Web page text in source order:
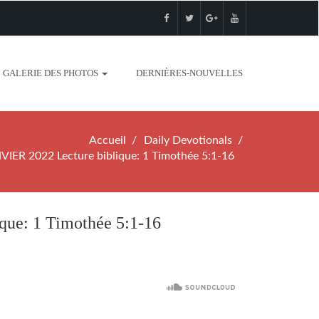
GALERIE DES PHOTOS DERNIÈRES-NOUVELLES
Accueil
Daily Devotionals
2022 Lecture biblique: 1 Timothée 5:1-16
1 Timothée 5:1-16